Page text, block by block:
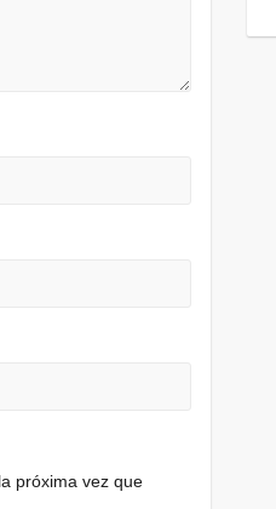
próxima vez que